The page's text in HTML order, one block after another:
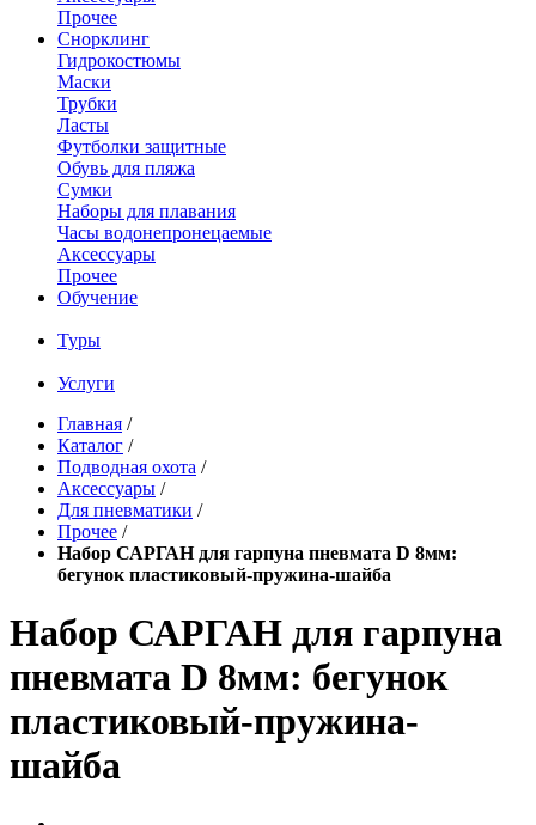
Прочее
Снорклинг
Гидрокостюмы
Маски
Трубки
Ласты
Футболки защитные
Обувь для пляжа
Сумки
Наборы для плавания
Часы водонепронецаемые
Аксессуары
Прочее
Обучение
Туры
Услуги
Главная /
Каталог /
Подводная охота /
Аксессуары /
Для пневматики /
Прочее /
Набор САРГАН для гарпуна пневмата D 8мм:
бегунок пластиковый-пружина-шайба
Набор САРГАН для гарпуна
пневмата D 8мм: бегунок
пластиковый-пружина-
шайба